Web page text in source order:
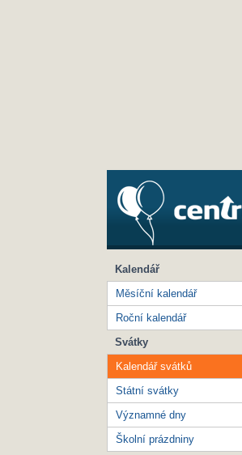
Kalendář
Měsíční kalendář
Roční kalendář
Svátky
Kalendář svátků
Státní svátky
Významné dny
Školní prázdniny